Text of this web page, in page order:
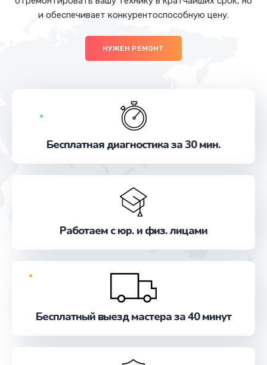
и обеспечивает конкурентоспособную цену.
НУЖЕН РЕМОНТ
Бесплатная диагностика за 30 мин.
Работаем с юр. и физ. лицами
Бесплатный выезд мастера за 40 минут